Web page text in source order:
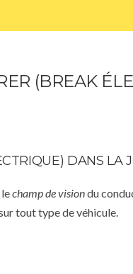
(BREAK
DANS LA
champ de visiondu
tout type de véhicule.